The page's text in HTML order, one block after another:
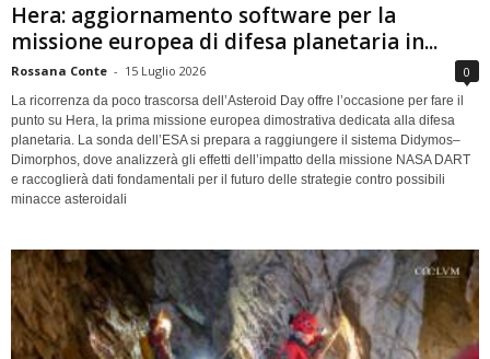
Hera: aggiornamento software per la
missione europea di difesa planetaria in...
Rossana Conte - 15 Luglio 2026 0
La ricorrenza da poco trascorsa dell’Asteroid Day offre l’occasione per fare il
punto su Hera, la prima missione europea dimostrativa dedicata alla difesa
planetaria. La sonda dell’ESA si prepara a raggiungere il sistema Didymos–
Dimorphos, dove analizzerà gli effetti dell’impatto della missione NASA DART
e raccoglierà dati fondamentali per il futuro delle strategie contro possibili
minacce asteroidali